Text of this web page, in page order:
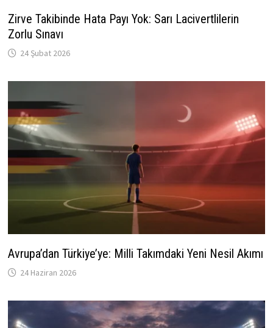
Zirve Takibinde Hata Payı Yok: Sarı Lacivertlilerin
Zorlu Sınavı
24 Şubat 2026
Avrupa’dan Türkiye’ye: Milli Takımdaki Yeni Nesil Akımı
24 Haziran 2026